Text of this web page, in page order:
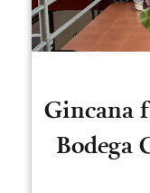
Gincana
Bodega